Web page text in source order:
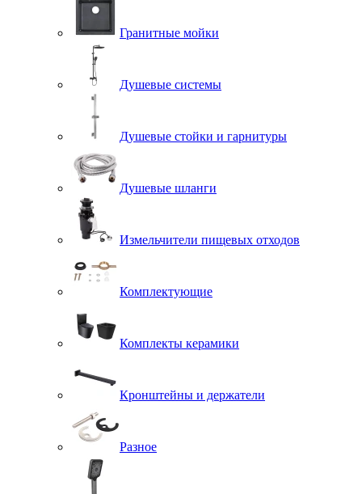
Гранитные мойки
Душевые системы
Душевые стойки и гарнитуры
Душевые шланги
Измельчители пищевых отходов
Комплектующие
Комплекты керамики
Кронштейны и держатели
Разное